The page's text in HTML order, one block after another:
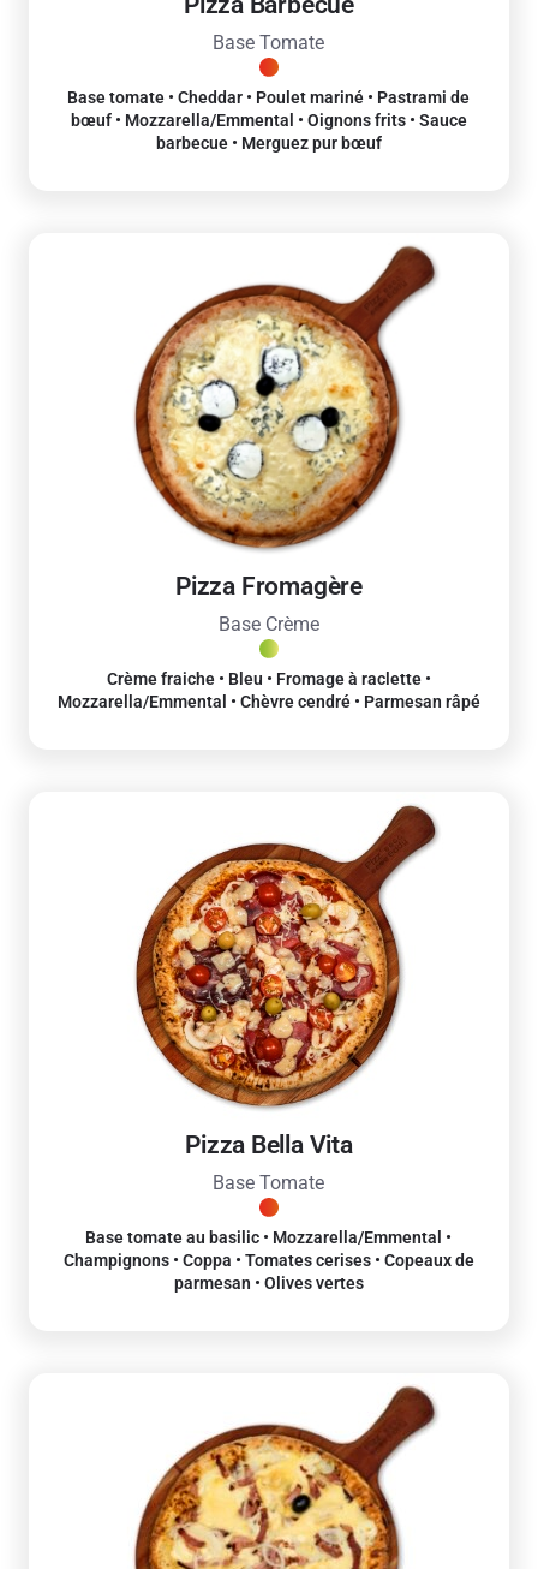
Base Tomate
Base tomate • Cheddar • Poulet mariné • Pastrami de
bœuf • Mozzarella/Emmental • Oignons frits • Sauce
barbecue • Merguez pur bœuf
Pizza Fromagère
Base Crème
Crème fraiche • Bleu • Fromage à raclette •
Mozzarella/Emmental • Chèvre cendré • Parmesan râpé
Pizza Bella Vita
Base Tomate
Base tomate au basilic • Mozzarella/Emmental •
Champignons • Coppa • Tomates cerises • Copeaux de
parmesan • Olives vertes